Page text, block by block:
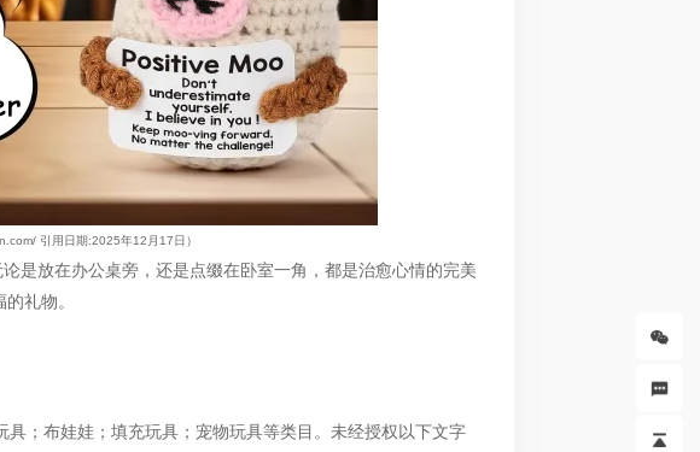
引用日期:2025年12月17日）
论是放在办公桌旁，还是点缀在卧室一角 ， 都是治愈心情的完美
的礼物。
；布娃娃；填充玩具；宠物玩具等类目。未经授权以下文字